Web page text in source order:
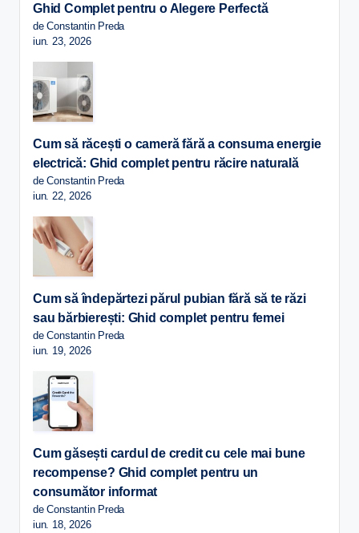
Ghid Complet pentru o Alegere Perfectă
de Constantin Preda
iun. 23, 2026
Cum să răcești o cameră fără a consuma energie
electrică: Ghid complet pentru răcire naturală
de Constantin Preda
iun. 22, 2026
Cum să îndepărtezi părul pubian fără să te răzi
sau bărbierești: Ghid complet pentru femei
de Constantin Preda
iun. 19, 2026
Cum găsești cardul de credit cu cele mai bune
recompense? Ghid complet pentru un
consumător informat
de Constantin Preda
iun. 18, 2026